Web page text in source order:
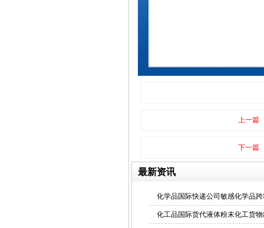
上一篇
下一篇
最新资讯
化学品国际快递公司敏感化学品
化工品国际货代液体粉末化工货